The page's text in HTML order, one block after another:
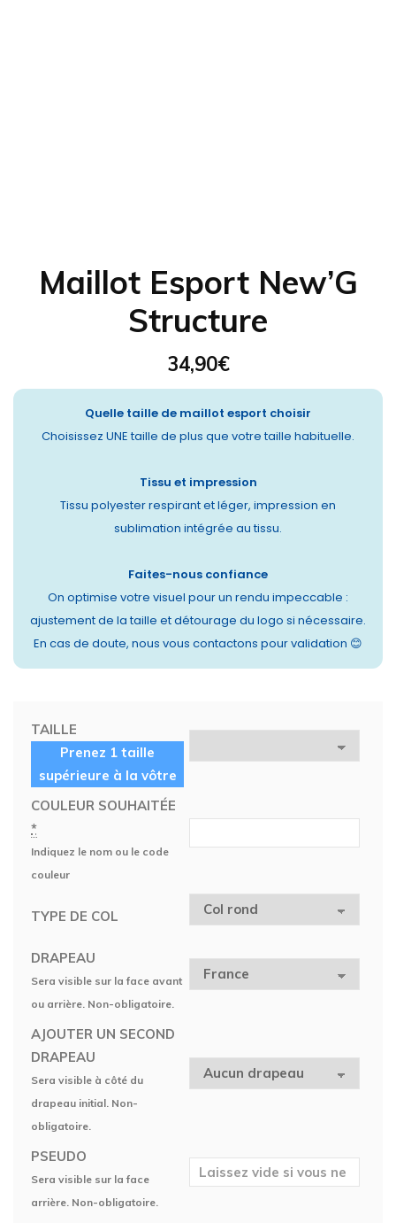
Maillot Esport New’G
Structure
34,90€
Quelle taille de maillot esport choisir
Choisissez UNE taille de plus que votre taille habituelle.
Tissu et impression
Tissu polyester respirant et léger, impression en
sublimation intégrée au tissu.
Faites-nous confiance
On optimise votre visuel pour un rendu impeccable :
ajustement de la taille et détourage du logo si nécessaire.
En cas de doute, nous vous contactons pour validation 😊
TAILLE
Prenez 1 taille
supérieure à la vôtre
COULEUR SOUHAITÉE
*
Indiquez le nom ou le code
couleur
TYPE DE COL
DRAPEAU
Sera visible sur la face avant
ou arrière. Non-obligatoire.
AJOUTER UN SECOND
DRAPEAU
Sera visible à côté du
drapeau initial. Non-
obligatoire.
PSEUDO
Sera visible sur la face
arrière. Non-obligatoire.